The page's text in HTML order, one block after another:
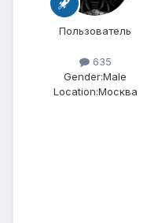
Пользователь
635
Gender:Male
Location:Москва